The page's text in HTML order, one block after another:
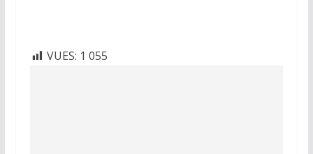
VUES: 1 055